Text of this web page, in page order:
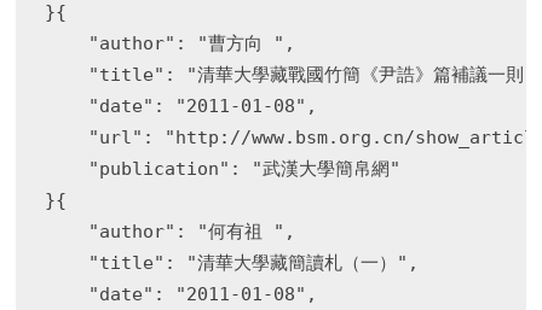
}{
    "author": "曹方向 ",
"title": "清華大學藏戰國竹簡《尹誥》篇補議一則
    "date": "2011-01-08",
"url": "http://www.bsm.org.cn/
    "publication": "武漢大學簡帛網"
}{
    "author": "何有祖 ",
    "title": "清華大學藏簡讀札（一）",
    "date": "2011-01-08",